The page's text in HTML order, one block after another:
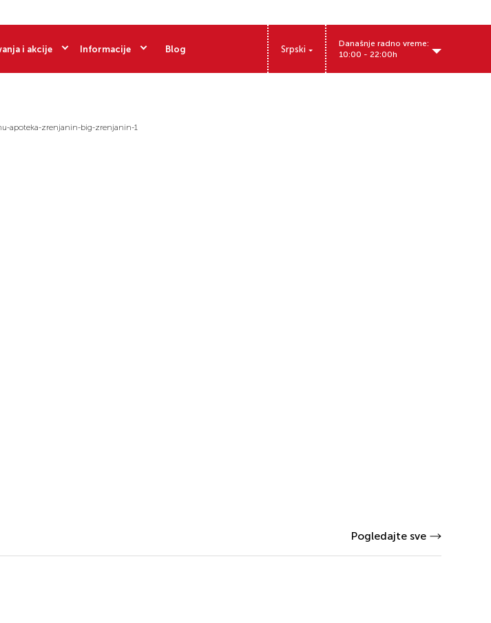
i akcije Informacije Blog Srpski
Današnje radno vreme:
10:00 - 22:00h
Pogledajte sve